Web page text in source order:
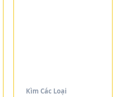
Kìm Các Loại